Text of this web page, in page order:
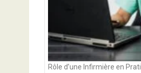
Rôle d’une Infirmière en